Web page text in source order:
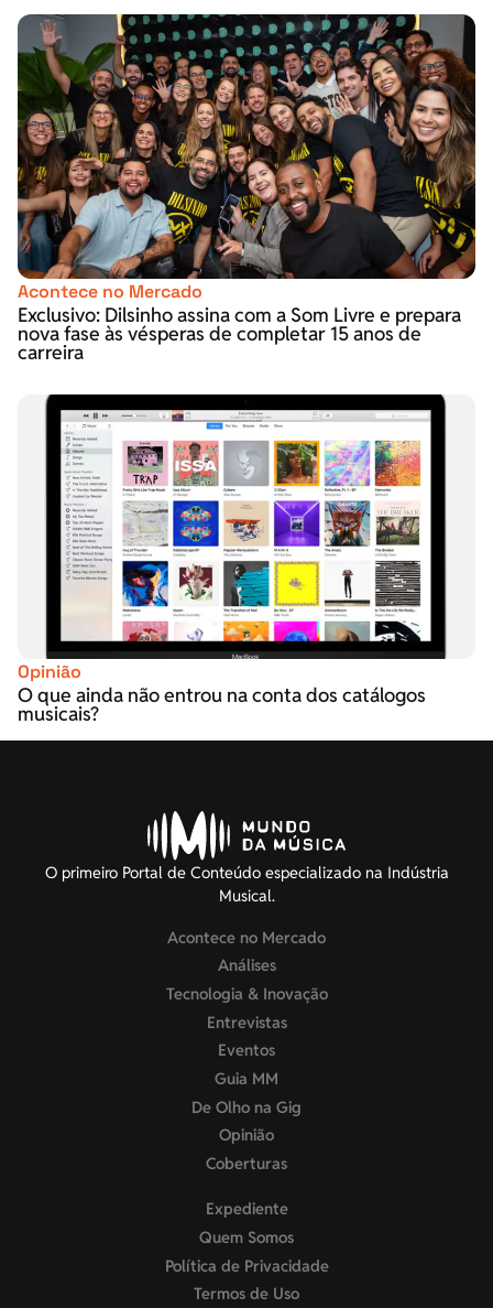
Acontece no Mercado
Exclusivo: Dilsinho assina com a Som Livre e prepara
nova fase às vésperas de completar 15 anos de
carreira
Opinião
O que ainda não entrou na conta dos catálogos
musicais?
O primeiro Portal de Conteúdo especializado na Indústria
Musical.
Acontece no Mercado
Análises
Tecnologia & Inovação
Entrevistas
Eventos
Guia MM
De Olho na Gig
Opinião
Coberturas
Expediente
Quem Somos
Política de Privacidade
Termos de Uso